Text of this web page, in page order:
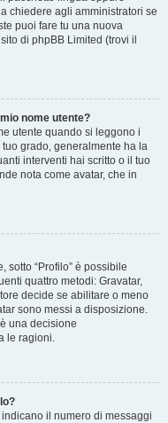
chiedere agli amministratori se
puoi fare tu una nuova
di phpBB Limited (trovi il
nome utente?
utente quando si leggono i
grado, generalmente ha la
interventi hai scritto o il tuo
nota come avatar, che in
sotto “Profilo” è possibile
quattro metodi: Gravatar,
decide se abilitare o meno
sono messi a disposizione.
una decisione
le ragioni.
indicano il numero di messaggi